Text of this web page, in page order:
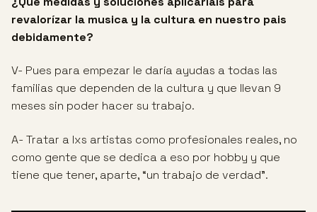
revalorízar la musica y la cultura en nuestro pais
debidamente?
V- Pues para empezar le daría ayudas a todas las
familias que dependen de la cultura y que llevan 9
meses sin poder hacer su trabajo.
A- Tratar a lxs artistas como profesionales reales, no
como gente que se dedica a eso por hobby y que
tiene que tener, aparte, “un trabajo de verdad”.